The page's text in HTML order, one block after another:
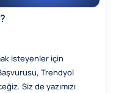
isteyenler için
Trendyol
Siz de yazımızı